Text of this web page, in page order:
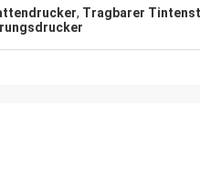
, Tragbarer